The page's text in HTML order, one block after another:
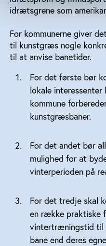
idrætsgrene som
For kommunerne giver
til kunstgræs nogle
til at anvise banetider.
For det første bør
lokale
kommune
kunstgræsbaner.
For det andet bør
mulighed for at
vinterperioden på
For det tredje skal
en række praktiske
vintertræningstid til
bane end deres